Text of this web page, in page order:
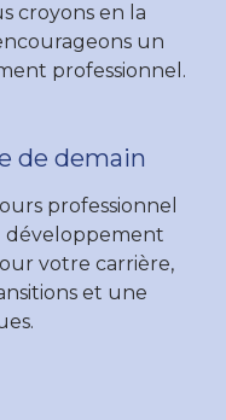
croyons en la
un
professionnel.
de demain
professionnel
développement
votre carrière,
et une